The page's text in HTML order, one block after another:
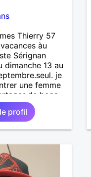
Thierry 57
àu
Sérignan
dimanche 13 au
je
une femme
de bons
de loger
Au plaisir
profil